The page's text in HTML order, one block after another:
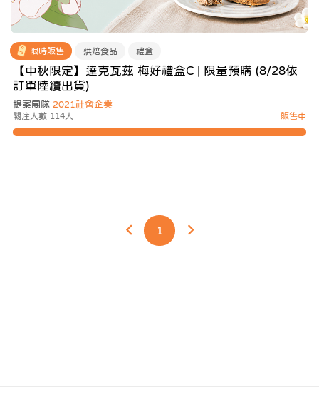
限時販售 烘焙食品 禮盒
【中秋限定】達克瓦茲 梅好禮盒C | 限量預購 (8/28依
訂單陸續出貨)
提案團隊 2021社會企業
關注人數 114人 販售中
1